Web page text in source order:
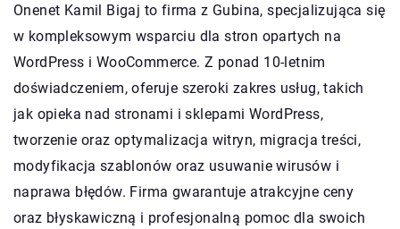
Onenet Kamil Bigaj to firma z Gubina, specjalizująca się
w kompleksowym wsparciu dla stron opartych na
WordPress i WooCommerce. Z ponad 10-letnim
doświadczeniem, oferuje szeroki zakres usług, takich
jak opieka nad stronami i sklepami WordPress,
tworzenie oraz optymalizacja witryn, migracja treści,
modyfikacja szablonów oraz usuwanie wirusów i
naprawa błędów. Firma gwarantuje atrakcyjne ceny
oraz błyskawiczną i profesjonalną pomoc dla swoich